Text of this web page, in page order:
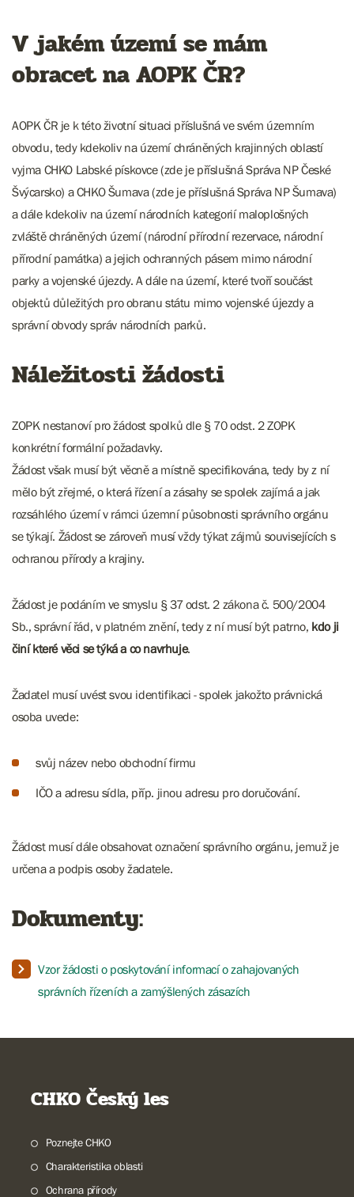
V jakém území se mám
obracet na AOPK ČR?
AOPK ČR je k této životní situaci příslušná ve svém územním
obvodu, tedy kdekoliv na území chráněných krajinných oblastí
vyjma CHKO Labské pískovce (zde je příslušná Správa NP České
Švýcarsko) a CHKO Šumava (zde je příslušná Správa NP Šumava)
a dále kdekoliv na území národních kategorií maloplošných
zvláště chráněných území (národní přírodní rezervace, národní
přírodní památka) a jejich ochranných pásem mimo národní
parky a vojenské újezdy. A dále na území, které tvoří součást
objektů důležitých pro obranu státu mimo vojenské újezdy a
správní obvody správ národních parků.
Náležitosti žádosti
ZOPK nestanoví pro žádost spolků dle § 70 odst. 2 ZOPK
konkrétní formální požadavky.
Žádost však musí být věcně a místně specifikována, tedy by z ní
mělo být zřejmé, o která řízení a zásahy se spolek zajímá a jak
rozsáhlého území v rámci územní působnosti správního orgánu
se týkají. Žádost se zároveň musí vždy týkat zájmů souvisejících s
ochranou přírody a krajiny.
Žádost je podáním ve smyslu § 37 odst. 2 zákona č. 500/2004
Sb., správní řád, v platném znění, tedy z ní musí být patrno, kdo ji
činí které věci se týká a co navrhuje.
Žadatel musí uvést svou identifikaci - spolek jakožto právnická
osoba uvede:
svůj název nebo obchodní firmu
IČO a adresu sídla, příp. jinou adresu pro doručování.
Žádost musí dále obsahovat označení správního orgánu, jemuž je
určena a podpis osoby žadatele.
Dokumenty:
Vzor žádosti o poskytování informací o zahajovaných
správních řízeních a zamýšlených zásazích
CHKO Český les
Poznejte CHKO
Charakteristika oblasti
Ochrana přírody